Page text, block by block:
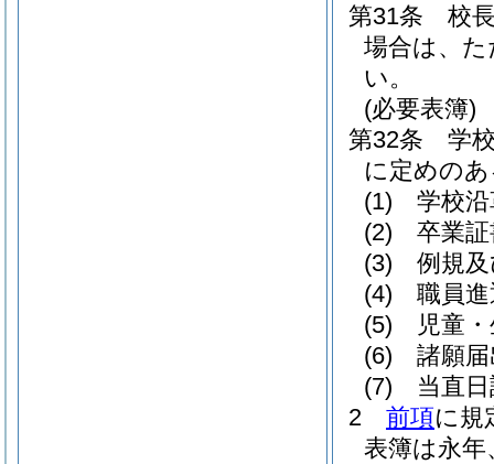
第31条
校
場合は、
い。
(必要表簿)
第32条
学
に定めの
(1)
学校
(2)
卒業
(3)
例規
(4)
職員
(5)
児童
(6)
諸願
(7)
当直
2
前項に規
表簿は永年